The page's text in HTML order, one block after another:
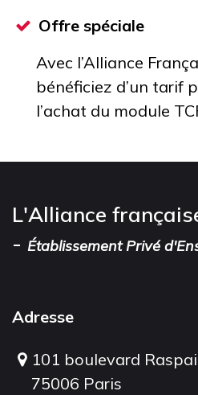
Offre spéciale
Avec l’Alliance
bénéficiez d’un tarif
l’achat du module
L'Alliance
- Établissement Privé
Adresse
101 boulevard
75006 Paris